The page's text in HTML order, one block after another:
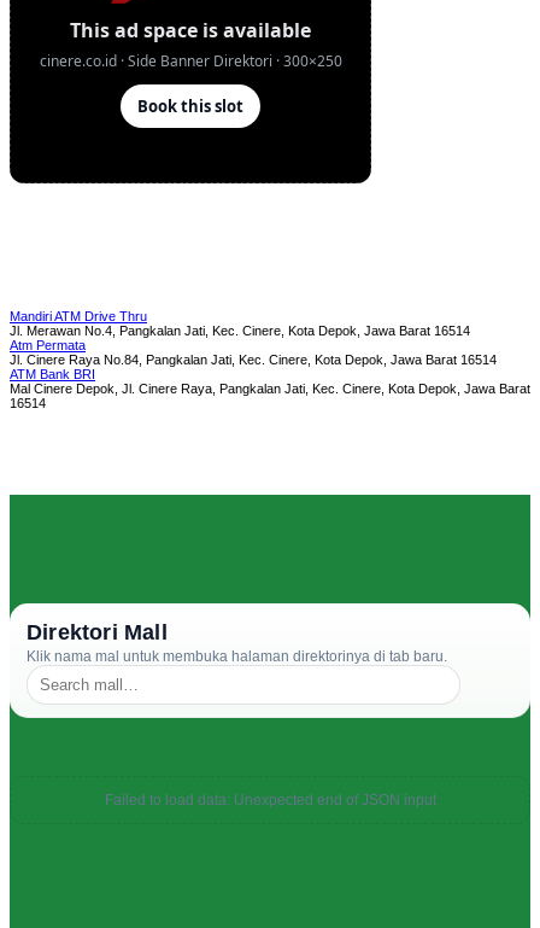
Mandiri ATM Drive Thru
Jl. Merawan No.4, Pangkalan Jati, Kec. Cinere, Kota Depok, Jawa Barat 16514
Atm Permata
Jl. Cinere Raya No.84, Pangkalan Jati, Kec. Cinere, Kota Depok, Jawa Barat 16514
ATM Bank BRI
Mal Cinere Depok, Jl. Cinere Raya, Pangkalan Jati, Kec. Cinere, Kota Depok, Jawa Barat
16514
Direktori Mall
Klik nama mal untuk membuka halaman direktorinya di tab baru.
Failed to load data: Unexpected end of JSON input